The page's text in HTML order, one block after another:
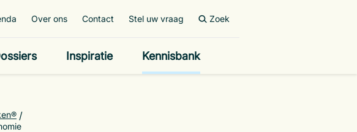
Over ons Contact Stel uw vraag Zoek
Inspiratie Kennisbank
/